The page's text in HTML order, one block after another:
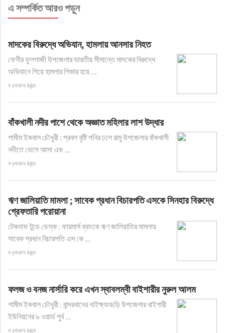
এ সম্পর্কিত আরও পড়ুন
মাদকের বিরুদ্ধে অভিযান, হামলায় আনসার নিহত
ফেনীর ফুলগাজী উপজেলার ভারতীয় সীমান্তে মাদকের বিরুদ্ধে
অভিযানে গিয়ে হামলার শিকার হয়ে ...
৯ years ago
বাঁকখালী নদীর পাশে থেকে অজ্ঞাত মহিলার লাশ উদ্ধার
শামীম ইকবাল চৌধুরী : প্রবল বৃষ্টি পনির ঢলে রামু উপজেলার বাঁকখালী
নদীতে ভেসে আসা এক ...
৬ years ago
ঋণ জালিয়াতি মামলা ; সাবেক প্রধান বিচারপতি এসকে সিনহার বিরুদ্ধে
গ্রেফতারি পরোয়ানা
টেকনাফ টুডে ডেস্ক : ফারমার্স ব্যাংকে ঋণ জালিয়াতির মামলায়
সাবেক প্রধান বিচারপতি এস কে ...
৬ years ago
ফলজ ও বনজ নার্সারি করে এখন স্বাবলম্বী বাইশারীর নুরুল আলম
শামীম ইকবাল চৌধুরী : বান্দরবানের নাইক্ষ্যংছড়ি উপজেলার বাইশারী
ইউনিয়নের ৯ ওয়ার্ড পুর্ব ...
৬ years ago